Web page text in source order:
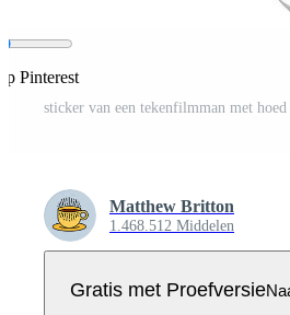
Pinterest
sticker van een tekenfilmman met
Matthew Britton
1.468.512 Middelen
Gratis met Proefversie